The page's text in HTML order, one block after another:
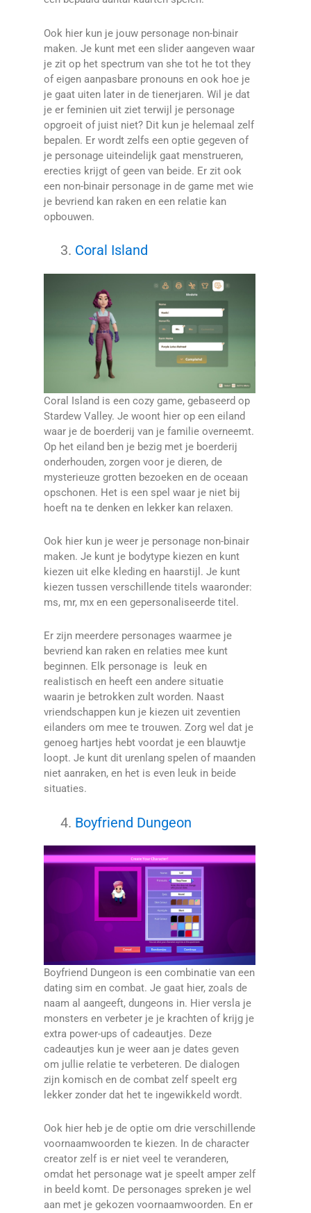
Ook hier kun je jouw personage non-binair
maken. Je kunt met een slider aangeven waar
je zit op het spectrum van she tot he tot they
of eigen aanpasbare pronouns en ook hoe je
je gaat uiten later in de tienerjaren. Wil je dat
je er feminien uit ziet terwijl je personage
opgroeit of juist niet? Dit kun je helemaal zelf
bepalen. Er wordt zelfs een optie gegeven of
je personage uiteindelijk gaat menstrueren,
erecties krijgt of geen van beide. Er zit ook
een non-binair personage in de game met wie
je bevriend kan raken en een relatie kan
opbouwen.
Coral Island
Coral Island is een cozy game, gebaseerd op
Stardew Valley. Je woont hier op een eiland
waar je de boerderij van je familie overneemt.
Op het eiland ben je bezig met je boerderij
onderhouden, zorgen voor je dieren, de
mysterieuze grotten bezoeken en de oceaan
opschonen. Het is een spel waar je niet bij
hoeft na te denken en lekker kan relaxen.
Ook hier kun je weer je personage non-binair
maken. Je kunt je bodytype kiezen en kunt
kiezen uit elke kleding en haarstijl. Je kunt
kiezen tussen verschillende titels waaronder:
ms, mr, mx en een gepersonaliseerde titel.
Er zijn meerdere personages waarmee je
bevriend kan raken en relaties mee kunt
beginnen. Elk personage is leuk en
realistisch en heeft een andere situatie
waarin je betrokken zult worden. Naast
vriendschappen kun je kiezen uit zeventien
eilanders om mee te trouwen. Zorg wel dat je
genoeg hartjes hebt voordat je een blauwtje
loopt. Je kunt dit urenlang spelen of maanden
niet aanraken, en het is even leuk in beide
situaties.
Boyfriend Dungeon
Boyfriend Dungeon is een combinatie van een
dating sim en combat. Je gaat hier, zoals de
naam al aangeeft, dungeons in. Hier versla je
monsters en verbeter je je krachten of krijg je
extra power-ups of cadeautjes. Deze
cadeautjes kun je weer aan je dates geven
om jullie relatie te verbeteren. De dialogen
zijn komisch en de combat zelf speelt erg
lekker zonder dat het te ingewikkeld wordt.
Ook hier heb je de optie om drie verschillende
voornaamwoorden te kiezen. In de character
creator zelf is er niet veel te veranderen,
omdat het personage wat je speelt amper zelf
in beeld komt. De personages spreken je wel
aan met je gekozen voornaamwoorden. En er